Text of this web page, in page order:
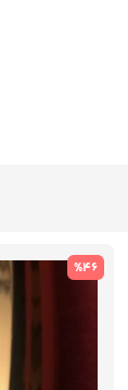
%46